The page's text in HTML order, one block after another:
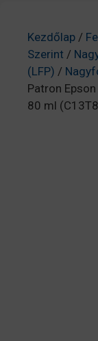
Kezdőlap /
Szerint /
(LFP) /
Patron
80 ml